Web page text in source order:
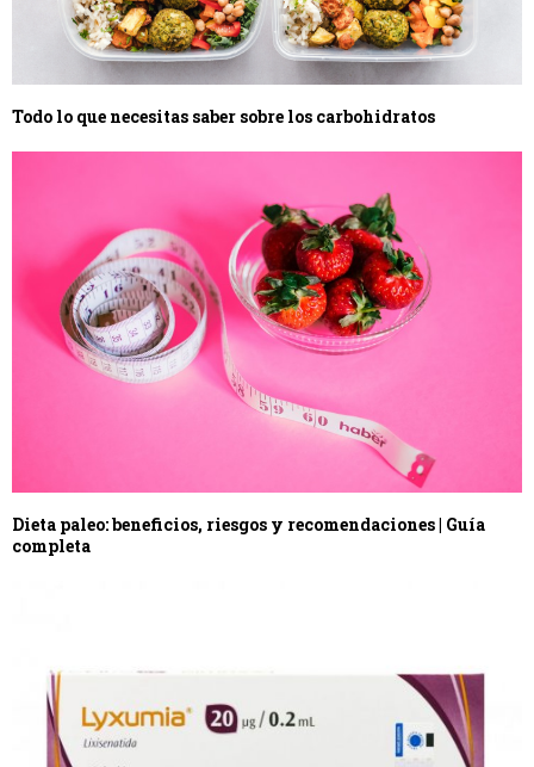
Todo lo que necesitas saber sobre los carbohidratos
Dieta paleo: beneficios, riesgos y recomendaciones | Guía
completa